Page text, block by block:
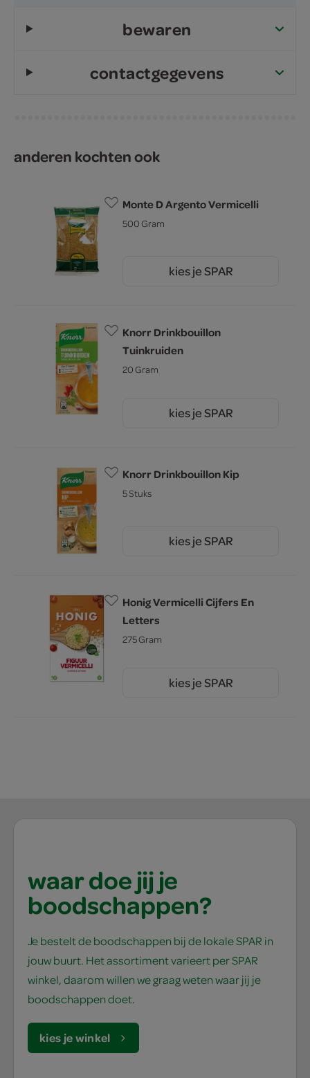
bewaren
contactgegevens
anderen kochten ook
Monte D Argento Vermicelli
500 Gram
kies je SPAR
Knorr Drinkbouillon
Tuinkruiden
20 Gram
kies je SPAR
Knorr Drinkbouillon Kip
5 Stuks
kies je SPAR
Honig Vermicelli Cijfers En
Letters
275 Gram
kies je SPAR
waar doe jij je
boodschappen?
Je bestelt de boodschappen bij de lokale SPAR in
jouw buurt. Het assortiment varieert per SPAR
winkel, daarom willen we graag weten waar jij je
boodschappen doet.
kies je winkel